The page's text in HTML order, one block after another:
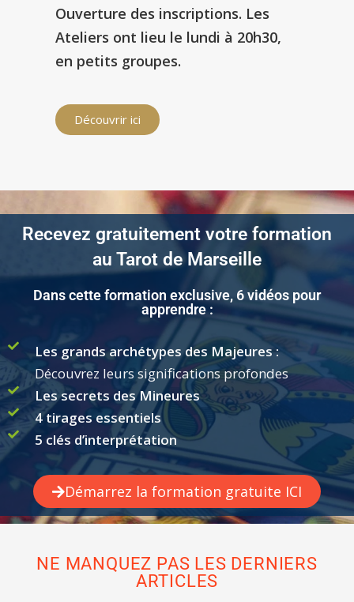
Ouverture des inscriptions. Les
Ateliers ont lieu le lundi à 20h30,
en petits groupes.
Découvrir ici
Recevez gratuitement votre formation
au Tarot de Marseille
Dans cette formation exclusive, 6 vidéos pour
apprendre :
Les grands archétypes des Majeures :
Découvrez leurs significations profondes
Les secrets des Mineures
4 tirages essentiels
5 clés d’interprétation
Démarrez la formation gratuite ICI
NE MANQUEZ PAS LES DERNIERS
ARTICLES